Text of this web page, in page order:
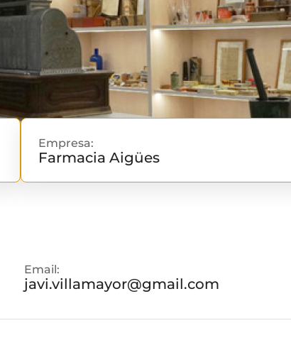
Empresa:
Farmacia Aigües
Email:
javi.villamayor@gmail.com